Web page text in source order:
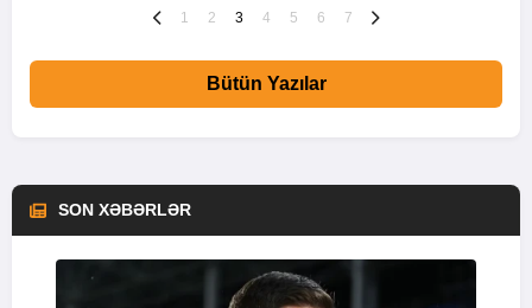
1 2 3 4 5 6 7
Bütün Yazılar
SON XƏBƏRLƏR